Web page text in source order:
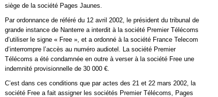
siège de la société Pages Jaunes.
Par ordonnance de référé du 12 avril 2002, le président du tribunal de
grande instance de Nanterre a interdit à la société Premier Télécoms
d’utiliser le signe « Free », et a ordonné à la société France Telecom
d’interrompre l’accès au numéro audiotel. La société Premier
Télécoms a été condamnée en outre à verser à la société Free une
indemnité provisionnelle de 30 000 €.
C’est dans ces conditions que par actes des 21 et 22 mars 2002, la
société Free a fait assigner les sociétés Premier Télécoms, Pages